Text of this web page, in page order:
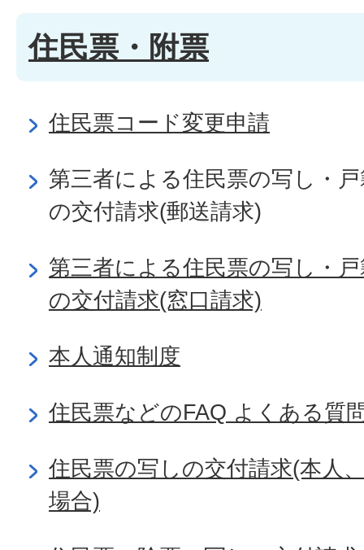
住民票・附票
住民票コード変更申請
第三者による住民票の写し・
の交付請求(郵送請求)
第三者による住民票の写し・
の交付請求(窓口請求)
本人通知制度
住民票などのFAQ よくある質
住民票の写しの交付請求(本人
場合)